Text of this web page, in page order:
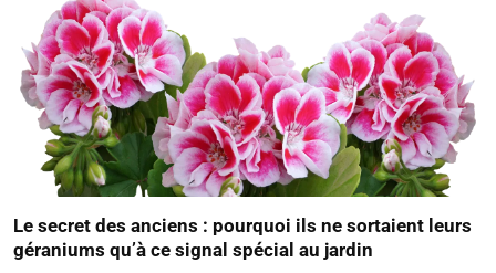
Le secret des anciens : pourquoi ils ne sortaient leurs
géraniums qu’à ce signal spécial au jardin